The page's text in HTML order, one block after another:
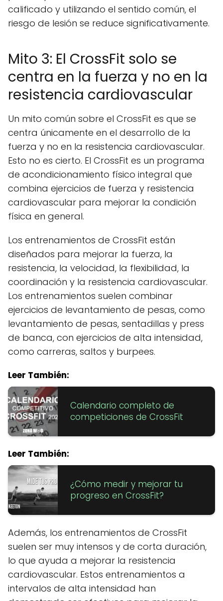
calificado y utilizando el sentido común, el
riesgo de lesión se reduce significativamente.
Mito 3: El CrossFit solo se
centra en la fuerza y no en la
resistencia cardiovascular
Un mito común sobre el CrossFit es que se
centra únicamente en el desarrollo de la
fuerza y no en la resistencia cardiovascular.
Esto no es cierto. El CrossFit es un programa
de acondicionamiento físico integral que
combina ejercicios de fuerza y resistencia
cardiovascular para mejorar la condición
física en general.
Los entrenamientos de CrossFit están
diseñados para mejorar la fuerza, la
resistencia, la velocidad, la flexibilidad, la
coordinación y la resistencia cardiovascular.
Los entrenamientos suelen combinar
ejercicios de levantamiento de pesas, como
levantamiento de pesas, sentadillas y press
de banca, con ejercicios de alta intensidad,
como carreras, saltos y burpees.
Leer También:
Calendario completo de
competiciones de CrossFit
Leer También:
¿Cómo medir y mejorar tu
progreso en CrossFit?
Además, los entrenamientos de CrossFit
suelen ser muy intensos y de corta duración,
lo que ayuda a mejorar la resistencia
cardiovascular. Estos entrenamientos a
intervalos de alta intensidad han